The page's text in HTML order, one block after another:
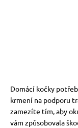
Domácí kočky
krmení na podporu
zamezíte tím, aby
vám způsobovala